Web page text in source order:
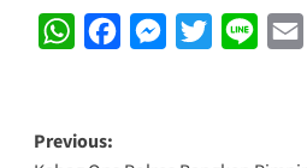
WhatsAppFacebookMessenger
Twitter Line
Post
Previous: